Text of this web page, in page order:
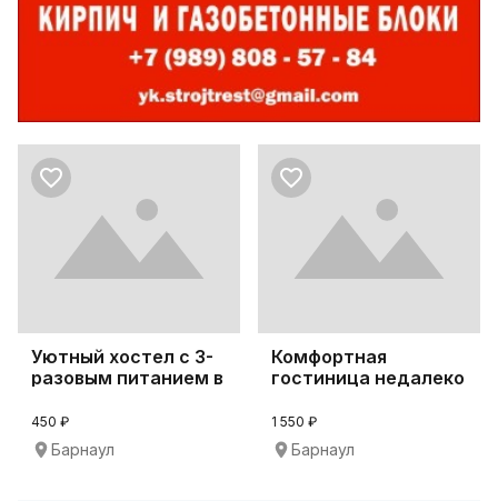
Уютный хостел с 3-
разовым питанием в
450 ₽
Барнаул
Комфортная
гостиница недалеко
«Изумрудный
1 550 ₽
Барнаул